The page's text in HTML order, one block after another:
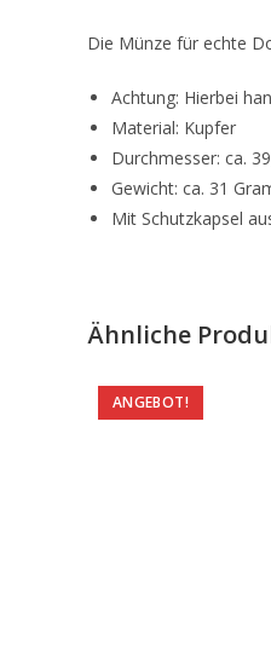
Die Münze für echte
Achtung: Hierbei
Material: Kupfer
Durchmesser: ca.
Gewicht: ca. 31
Mit Schutzkapsel
Ähnliche
ANGEBOT!